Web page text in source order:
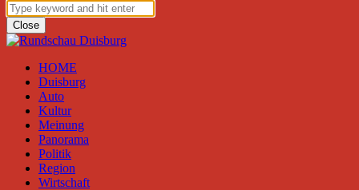
Close
HOME
Duisburg
Auto
Kultur
Meinung
Panorama
Politik
Region
Wirtschaft